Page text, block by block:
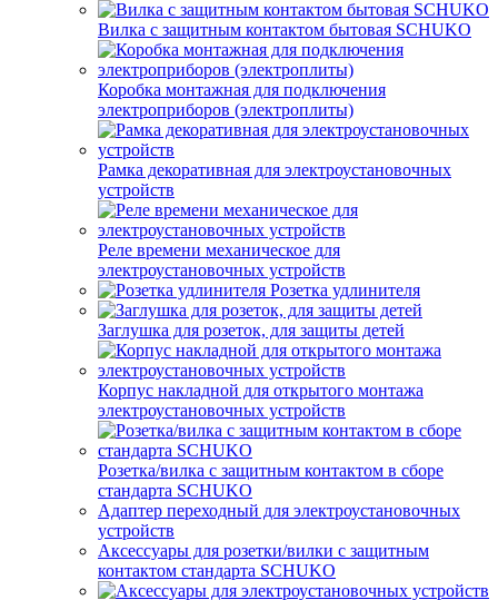
Вилка с защитным контактом бытовая SCHUKO
Коробка монтажная для подключения
электроприборов (электроплиты)
Рамка декоративная для электроустановочных
устройств
Реле времени механическое для
электроустановочных устройств
Розетка удлинителя
Заглушка для розеток, для защиты детей
Корпус накладной для открытого монтажа
электроустановочных устройств
Розетка/вилка с защитным контактом в сборе
стандарта SCHUKO
Адаптер переходный для электроустановочных
устройств
Аксессуары для розетки/вилки с защитным
контактом стандарта SCHUKO